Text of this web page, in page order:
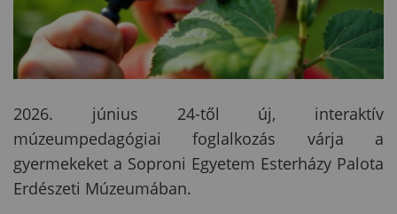
2026. június 24-től új, interaktív
múzeumpedagógiai foglalkozás várja a
gyermekeket a Soproni Egyetem Esterházy Palota
Erdészeti Múzeumában.